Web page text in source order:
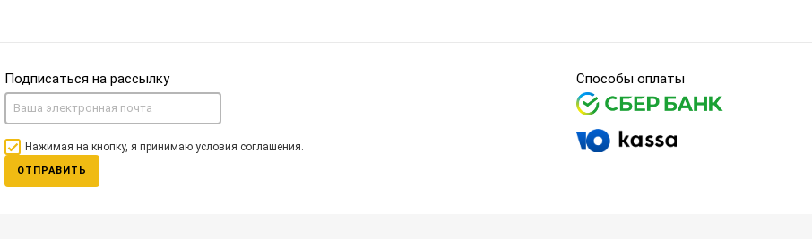
Подписаться на рассылку
Нажимая на кнопку, я принимаю условия соглашения.
ОТПРАВИТЬ
Способы оплаты